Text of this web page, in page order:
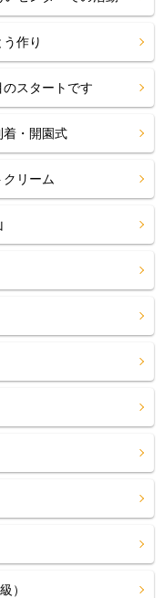
作り
スタートです
・開園式
リーム
）